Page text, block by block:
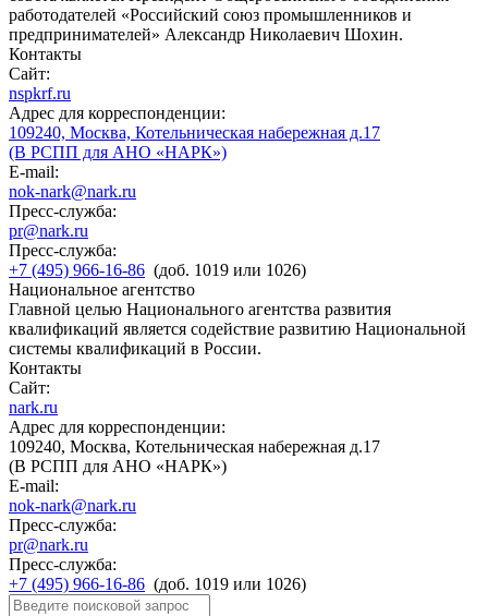
работодателей «Российский союз промышленников и
предпринимателей» Александр Николаевич Шохин.
Контакты
Сайт:
nspkrf.ru
Адрес для корреспонденции:
109240, Москва, Котельническая набережная д.17
(В РСПП для АНО «НАРК»)
E-mail:
nok-nark@nark.ru
Пресс-служба:
pr@nark.ru
Пресс-служба:
+7 (495) 966-16-86 (доб. 1019 или 1026)
Национальное агентство
Главной целью Национального агентства развития
квалификаций является содействие развитию Национальной
системы квалификаций в России.
Контакты
Сайт:
nark.ru
Адрес для корреспонденции:
109240, Москва, Котельническая набережная д.17
(В РСПП для АНО «НАРК»)
E-mail:
nok-nark@nark.ru
Пресс-служба:
pr@nark.ru
Пресс-служба:
+7 (495) 966-16-86 (доб. 1019 или 1026)